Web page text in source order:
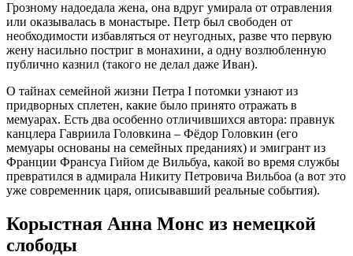
Грозному надоедала жена, она вдруг умирала от отравления
или оказывалась в монастыре. Петр был свободен от
необходимости избавляться от неугодных, разве что первую
жену насильно постриг в монахини, а одну возлюбленную
публично казнил (такого не делал даже Иван).
О тайнах семейной жизни Петра I потомки узнают из
придворных сплетен, какие было принято отражать в
мемуарах. Есть два особенно отличившихся автора: правнук
канцлера Гавриила Головкина – Фёдор Головкин (его
мемуары основаны на семейных преданиях) и эмигрант из
Франции Франсуа Гийом де Вильбуа, какой во время службы
превратился в адмирала Никиту Петровича Вильбоа (а вот это
уже современник царя, описывавший реальные события).
Корыстная Анна Монс из немецкой
слободы